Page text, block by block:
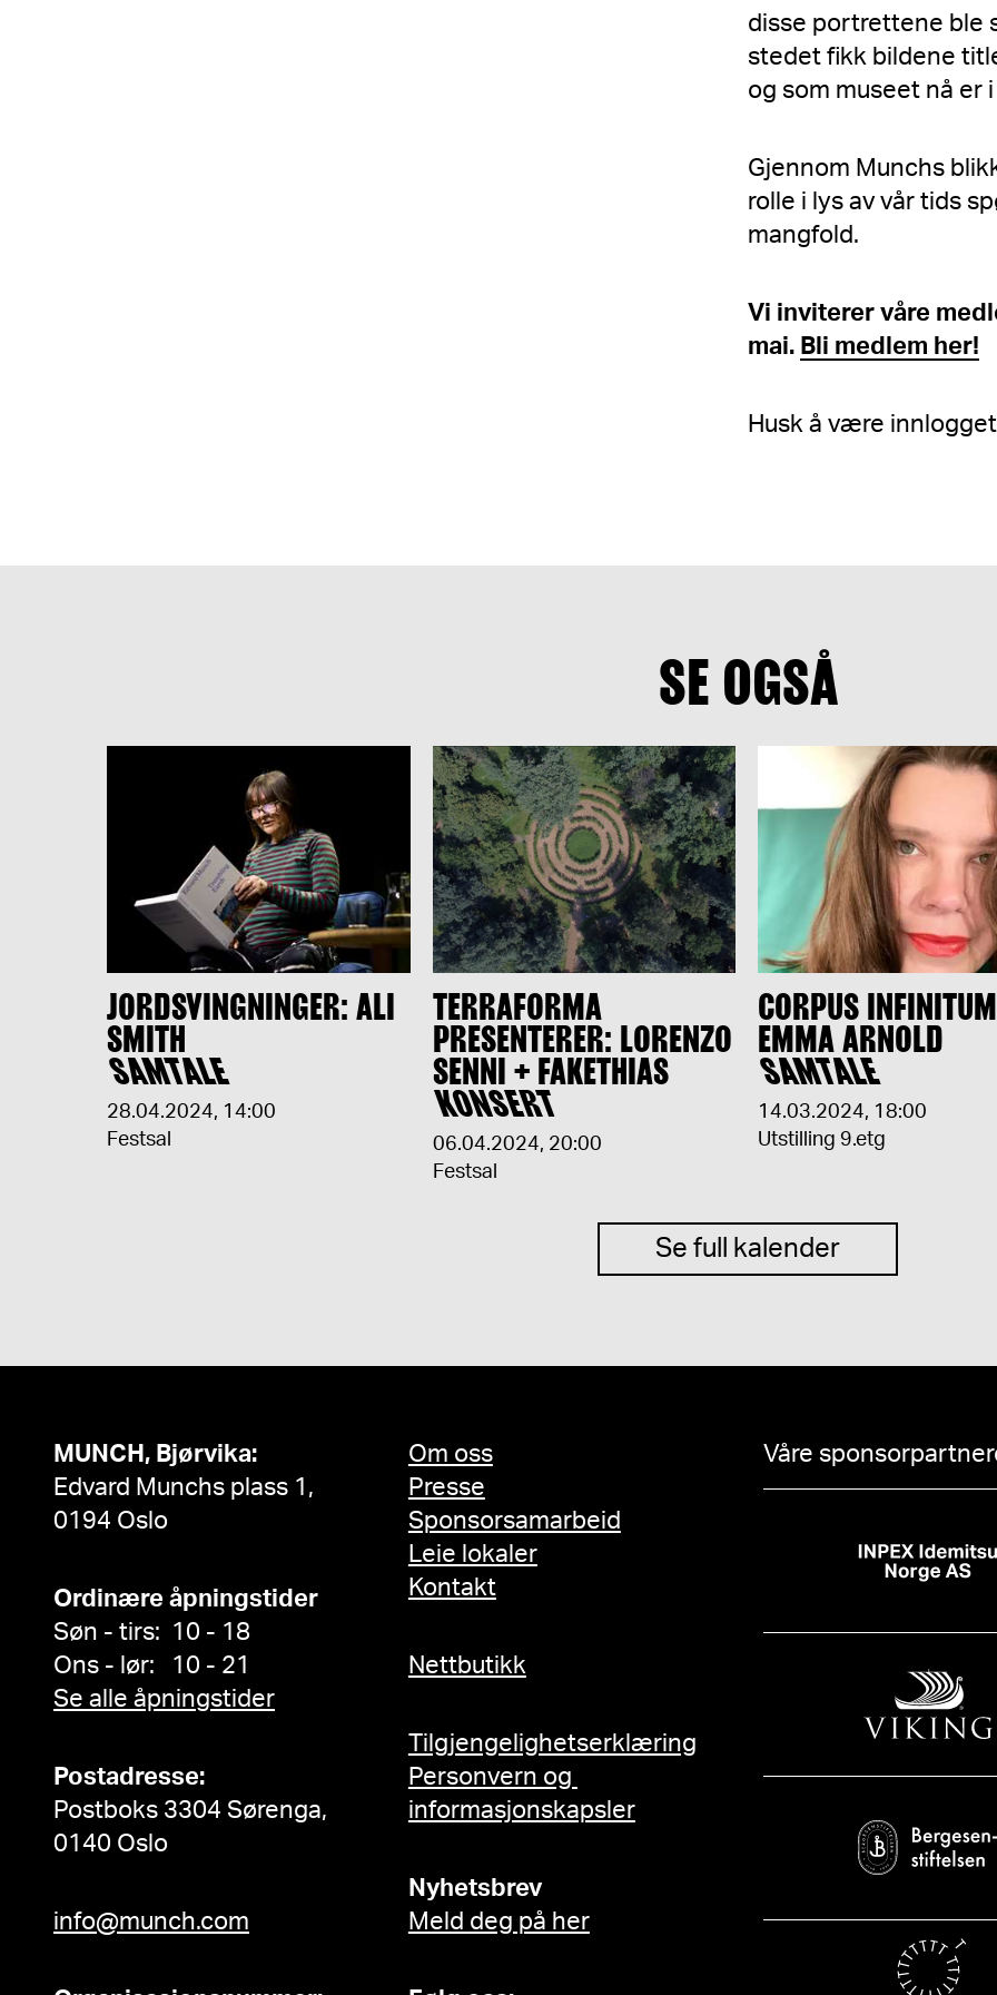
disse portrettene ble
stedet fikk bildene
og som museet nå er
Gjennom Munchs
rolle i lys av vår tids
mangfold.
Vi inviterer våre
mai. Bli medlem her!
Husk å være
SE OGSÅ
JORDSVINGNINGER: ALI
SMITH
SAMTALE
28.04.2024, 14:00
Festsal
TERRAFORMA
PRESENTERER: LORENZO
SENNI + FAKETHIAS
KONSERT
06.04.2024, 20:00
Festsal
CORPUS
EMMA ARNOLD
SAMTALE
14.03.2024, 18:00
Utstilling 9.etg
Se full kalender
MUNCH, Bjørvika:
Edvard Munchs plass 1,
0194 Oslo
Ordinære åpningstider
Søn - tirs: 10 - 18
Ons - lør: 10 - 21
Se alle åpningstider
Postadresse:
Postboks 3304 Sørenga,
0140 Oslo
info@munch.com
Om oss
Presse
Sponsorsamarbeid
Leie lokaler
Kontakt
Nettbutikk
Tilgjengelighetserklæring
Personvern og
informasjonskapsler
Nyhetsbrev
Meld deg på her
Våre